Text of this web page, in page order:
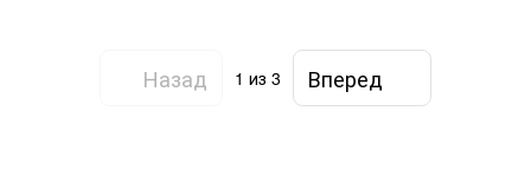
Назад 1 из 3 Вперед